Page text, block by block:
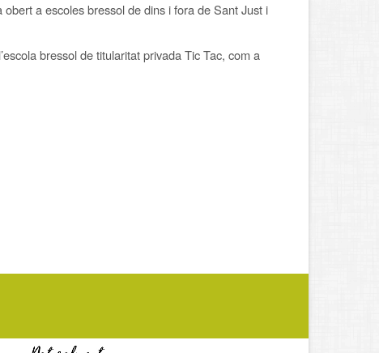
a escoles bressol de dins i fora de Sant Just i
bressol de titularitat privada Tic Tac, com a